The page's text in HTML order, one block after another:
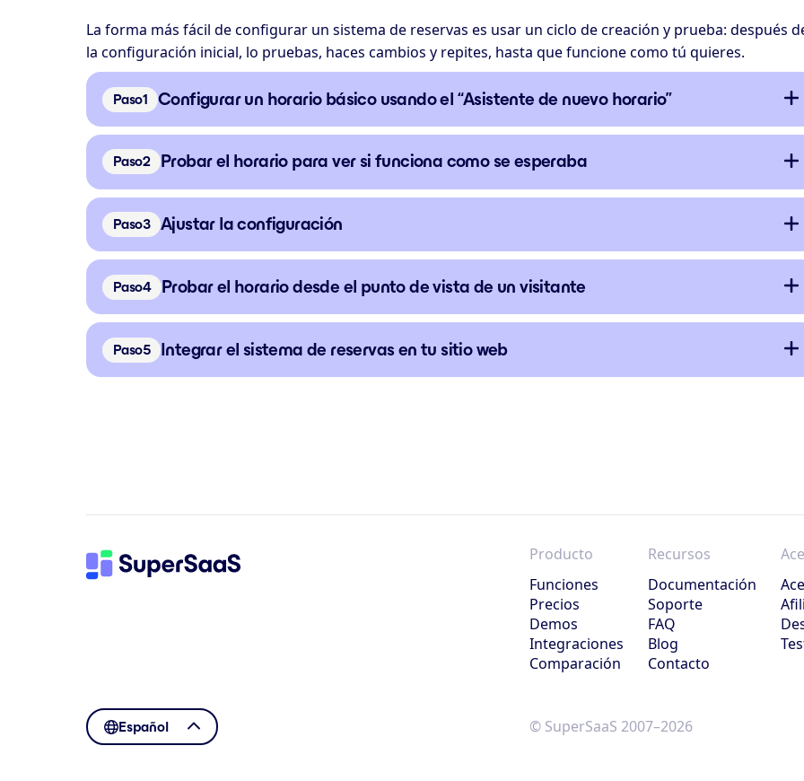
La forma más fácil de configurar un sistema de reservas es usar un ciclo de creación y prueba: después
la configuración inicial, lo pruebas, haces cambios y repites, hasta que funcione como tú quieres.
Paso Configurar un horario básico usando el “Asistente de nuevo horario”
Paso Probar el horario para ver si funciona como se esperaba
Paso Ajustar la configuración
Paso Probar el horario desde el punto de vista de un visitante
Paso Integrar el sistema de reservas en tu sitio web
Producto
Funciones
Precios
Demos
Integraciones
Comparación
Recursos
Documentación
Soporte
FAQ
Blog
Contacto
Español © SuperSaaS 2007–2026